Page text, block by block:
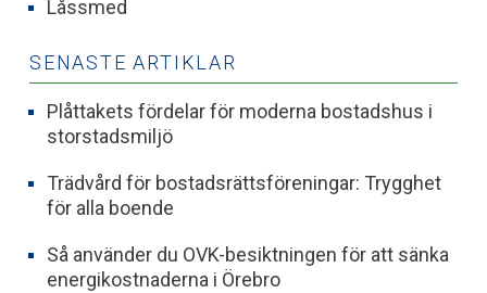
Låssmed
SENASTE ARTIKLAR
Plåttakets fördelar för moderna bostadshus i
storstadsmiljö
Trädvård för bostadsrättsföreningar: Trygghet
för alla boende
Så använder du OVK-besiktningen för att sänka
energikostnaderna i Örebro